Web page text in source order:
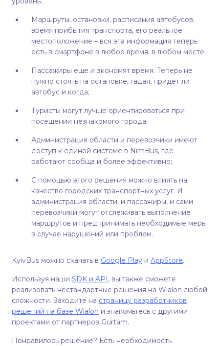
Маршруты, остановки, расписания автобусов,
время прибытия транспорта, его реальное
местоположение – вся эта информация теперь
есть в смартфоне в любое время, в любом месте;
Пассажиры еще и экономят время. Теперь не
нужно стоять на остановке, гадая, придет ли
автобус и когда;
Туристы могут лучше ориентироваться при
посещении незнакомого города;
Администрация области и перевозчики имеют
доступ к единой системе в NimBus, где
работают сообща и более эффективно;
С помощью этого решения можно влиять на
качество городских транспортных услуг. И
администрация области, и пассажиры, и сами
перевозчики могут отслеживать выполнение
маршрутов и предпринимать необходимые меры
в случае нарушений или проблем.
KyivBus можно скачать в Google Play и AppStore.
Используя наши SDK и API, вы также сможете
реализовать нестандартные решения на Wialon любой
сложности. Заходите на страницу разработчиков
решений на базе Wialon и знакомьтесь с другими
проектами от партнеров Gurtam.
Понравилось решение? Есть необходимость